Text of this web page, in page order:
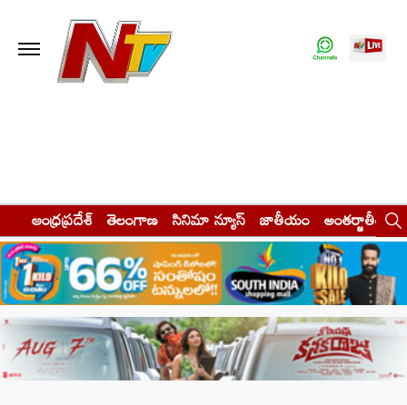
ఆంధ్రప్రదేశ్ తెలంగాణ సినిమా న్యూస్ జాతీయం అంతర్జాతీయం